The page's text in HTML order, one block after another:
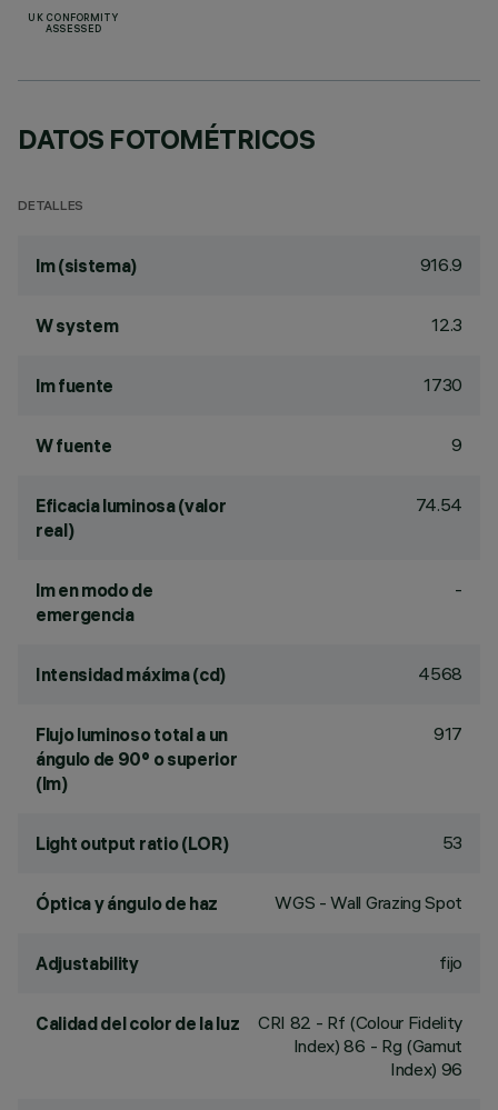
UK CONFORMITY
ASSESSED
DATOS FOTOMÉTRICOS
DETALLES
lm (sistema) 916.9
W system 12.3
lm fuente 1730
W fuente 9
Eficacia luminosa (valor
real)
74.54
lm en modo de
emergencia
-
Intensidad máxima (cd) 4568
Flujo luminoso total a un
ángulo de 90° o superior
(lm)
917
Light output ratio (LOR) 53
Óptica y ángulo de haz WGS - Wall Grazing Spot
Adjustability fijo
Calidad del color de la luz CRI 82 - Rf (Colour Fidelity
Index) 86 - Rg (Gamut
Index) 96